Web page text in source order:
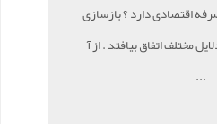
اقتصادی دارد ؟ بازسازی
مختلف اتفاق بیافتد . از آ
...